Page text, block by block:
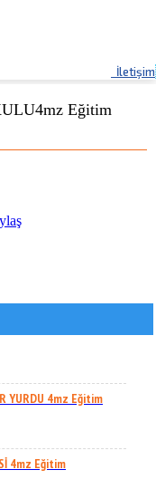
İletişim
Eğitim
YURDU 4mz Eğitim
4mz Eğitim